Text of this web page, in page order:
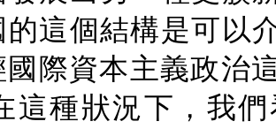
的這個結構是可以
國際資本主義政治
這種狀況下，我